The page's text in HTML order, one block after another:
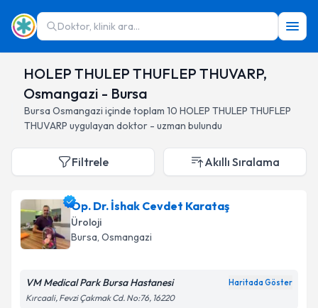
Doktor, klinik ara...
HOLEP THULEP THUFLEP THUVARP,
Osmangazi - Bursa
Bursa Osmangazi içinde toplam 10 HOLEP THULEP THUFLEP
THUVARP uygulayan doktor - uzman bulundu
Filtrele Akıllı Sıralama
Op. Dr. İshak Cevdet Karataş
Üroloji
Bursa, Osmangazi
VM Medical Park Bursa Hastanesi Haritada Göster
Kırcaali, Fevzi Çakmak Cd. No:76, 16220